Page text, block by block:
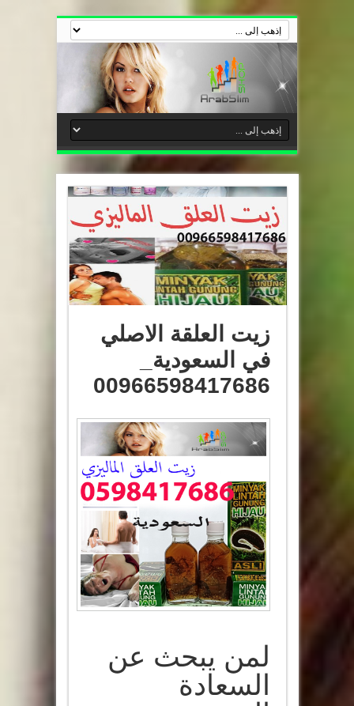
زيت العلقة الاصلي
في السعودية_
00966598417686
لمن يبحث عن
السعادة